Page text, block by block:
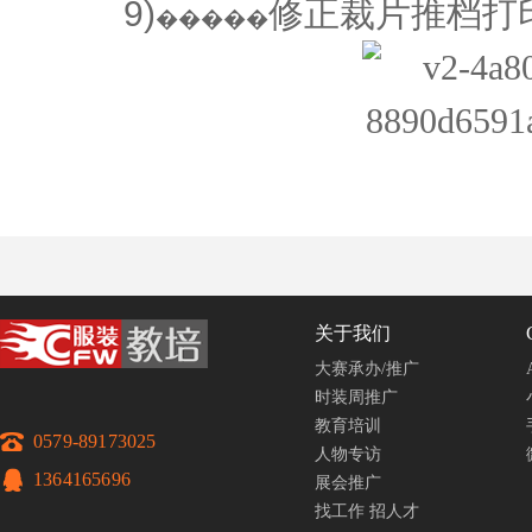
9)�����修正裁片推档打
0579-89173025
1364165696
关于我们
大赛承办/推广
时装周推广
教育培训
人物专访
展会推广
找工作 招人才